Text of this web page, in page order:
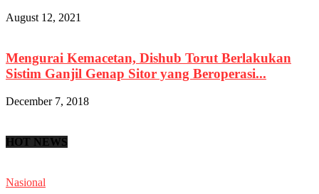
August 12, 2021
Mengurai Kemacetan, Dishub Torut Berlakukan
Sistim Ganjil Genap Sitor yang Beroperasi...
December 7, 2018
HOT NEWS
Nasional